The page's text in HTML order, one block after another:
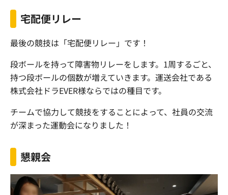
宅配便リレー
最後の競技は「宅配便リレー」です！
段ボールを持って障害物リレーをします。1周するごと、
持つ段ボールの個数が増えていきます。運送会社である
株式会社ドラEVER様ならではの種目です。
チームで協力して競技をすることによって、社員の交流
が深まった運動会になりました！
懇親会